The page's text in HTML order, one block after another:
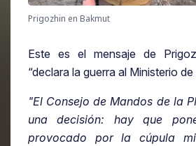
Prigozhin en Bakmut
Este es el mensaje de
“declara la guerra al Ministerio
"El Consejo de Mandos de la
una decisión: hay que
provocado por la cúpula